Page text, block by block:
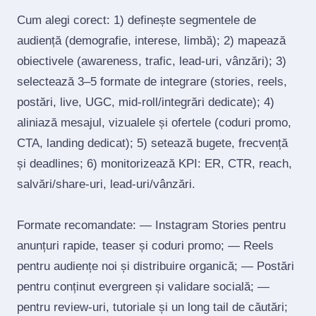
Cum alegi corect: 1) definește segmentele de
audiență (demografie, interese, limbă); 2) mapează
obiectivele (awareness, trafic, lead‑uri, vânzări); 3)
selectează 3–5 formate de integrare (stories, reels,
postări, live, UGC, mid‑roll/integrări dedicate); 4)
aliniază mesajul, vizualele și ofertele (coduri promo,
CTA, landing dedicat); 5) setează bugete, frecvență
și deadlines; 6) monitorizează KPI: ER, CTR, reach,
salvări/share‑uri, lead‑uri/vânzări.
Formate recomandate: — Instagram Stories pentru
anunțuri rapide, teaser și coduri promo; — Reels
pentru audiențe noi și distribuire organică; — Postări
pentru conținut evergreen și validare socială; —
pentru review‑uri, tutoriale și un long tail de căutări;